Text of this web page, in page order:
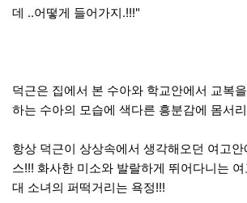
데 ..어떻게 들어가지.!!!"
덕근은 집에서 본 수아와 학교안에서 교복
하는 수아의 모습에 색다른 흥분감에 몸서
항상 덕근이 상상속에서 생각해오던 여고
스!!! 화사한 미소와 발랄하게 뛰어다니는
대 소녀의 퍼떡거리는 욕정!!!